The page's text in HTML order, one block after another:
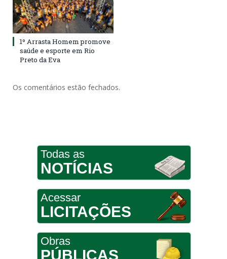
1º Arrasta Homem promove
saúde e esporte em Rio
Preto da Eva
Os comentários estão fechados.
Todas as
NOTÍCIAS
Acessar
LICITAÇÕES
Obras
PÚBLICAS